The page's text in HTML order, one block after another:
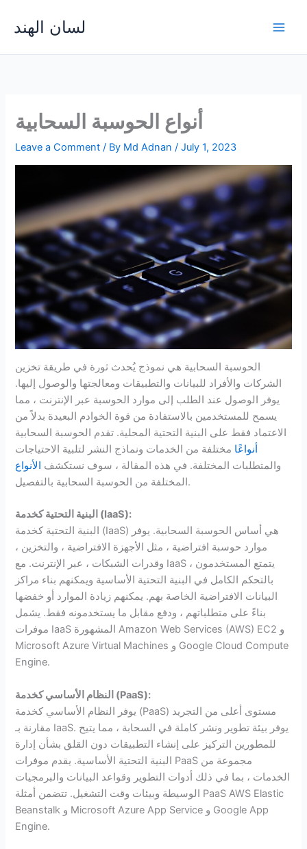
content
لسان الهند
أنواع الحوسبة السحابية
Leave a Comment / By Md Adnan/July 1, 2023
الحوسبة السحابية هي نموذج يُحدث ثورة في طريقة تخزين
الشركات والأفراد للبيانات والتطبيقات ومعالجتها والوصول إليها.
يوفر الوصول عند الطلب إلى موارد الحوسبة عبر الإنترنت ، مما
يسمح للمستخدمين بالاستفادة من قوة الخوادم البعيدة بدلاً من
الاعتماد فقط على البنية التحتية المحلية. تقدم الحوسبة السحابية
أنواعًا مختلفة من الخدمات ونماذج النشر لتلبية الاحتياجات
والمتطلبات المختلفة. في هذه المقالة ، سوف نستكشف الأنواع
المختلفة من الحوسبة السحابية بالتفصيل.
البنية التحتية كخدمة (IaaS):
البنية التحتية كخدمة (IaaS) هي أساس الحوسبة السحابية. يوفر
موارد حوسبة افتراضية ، مثل الأجهزة الافتراضية ، والتخزين ،
وقدرات الشبكات ، عبر الإنترنت. مع IaaS ، يتمتع المستخدمون
بالتحكم الكامل في البنية التحتية الأساسية ويمكنهم بناء مراكز
البيانات الافتراضية الخاصة بهم. يمكنهم زيادة الموارد أو خفضها
بناءً على متطلباتهم ، ودفع مقابل ما يستخدمونه فقط. يشمل
موفرات IaaS المشهورة Amazon Web Services (AWS) EC2 و
Microsoft Azure Virtual Machines و Google Cloud Compute
Engine.
النظام الأساسي كخدمة (PaaS):
يوفر النظام الأساسي كخدمة (PaaS) مستوى أعلى من التجريد
مقارنة بـ IaaS. يوفر بيئة تطوير ونشر كاملة في السحابة ، مما يتيح
للمطورين التركيز على إنشاء التطبيقات دون القلق بشأن إدارة
البنية التحتية الأساسية. يقدم موفرات PaaS مجموعة من
الخدمات ، بما في ذلك أدوات التطوير وقواعد البيانات والبرمجيات
الوسيطة وبيئات وقت التشغيل. تتضمن أمثلة PaaS AWS Elastic
Beanstalk و Microsoft Azure App Service و Google App
Engine.